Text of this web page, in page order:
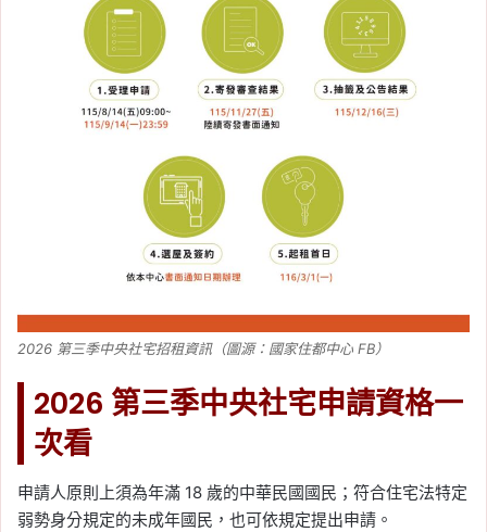
2026 第三季中央社宅招租資訊（圖源：國家住都中心 FB）
2026 第三季中央社宅申請資格一
次看
申請人原則上須為年滿 18 歲的中華民國國民；符合住宅法特定
弱勢身分規定的未成年國民，也可依規定提出申請。